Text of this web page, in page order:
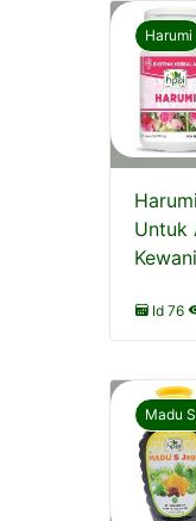
Harumi
Untuk
Id 76
Madu